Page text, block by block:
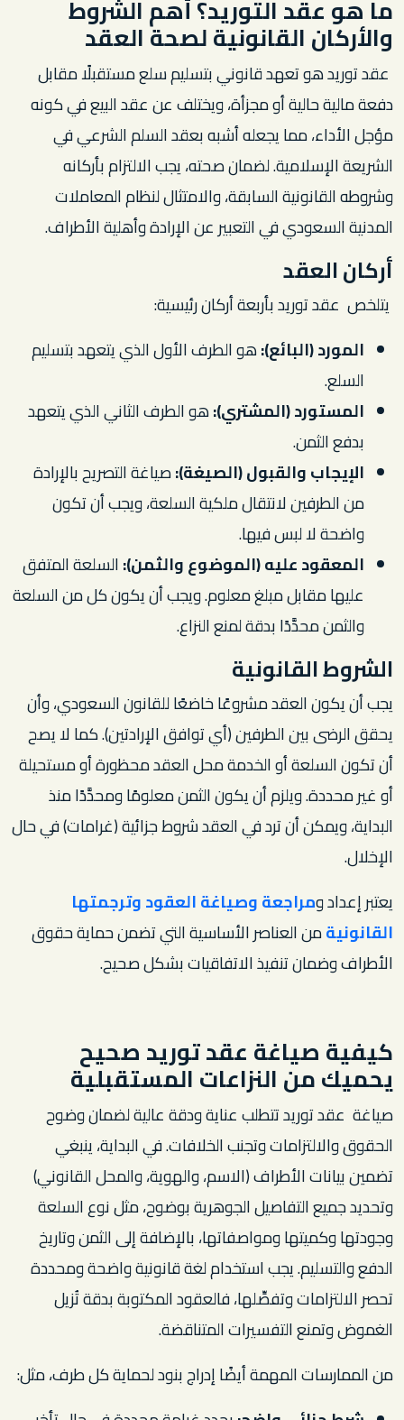
ما هو عقد التوريد؟ أهم الشروط
والأركان القانونية لصحة العقد
عقد توريد هو تعهد قانوني بتسليم سلع مستقبلًا مقابل
دفعة مالية حالية أو مجزأة، ويختلف عن عقد البيع في كونه
مؤجل الأداء، مما يجعله أشبه بعقد السلم الشرعي في
الشريعة الإسلامية. لضمان صحته، يجب الالتزام بأركانه
وشروطه القانونية السابقة، والامتثال لنظام المعاملات
المدنية السعودي في التعبير عن الإرادة وأهلية الأطراف.
أركان العقد
يتلخص عقد توريد بأربعة أركان رئيسية:
المورد(البائع):هو الطرف الأول الذي يتعهد بتسليم
السلع.
المستورد(المشتري):هو الطرف الثاني الذي يتعهد
بدفع الثمن.
الإيجاب والقبول (الصيغة):صياغة التصريح بالإرادة
من الطرفين لانتقال ملكية السلعة، ويجب أن تكون
واضحة لا لبس فيها.
المعقود عليه (الموضوع والثمن):السلعة المتفق
عليها مقابل مبلغ معلوم. ويجب أن يكون كل من السلعة
والثمن محدَّدًا بدقة لمنع النزاع.
الشروط القانونية
يجب أن يكون العقد مشروعًا خاضعًا للقانون السعودي، وأن
يحقق الرضى بين الطرفين (أي توافق الإرادتين). كما لا يصح
أن تكون السلعة أو الخدمة محل العقد محظورة أو مستحيلة
أو غير محددة. ويلزم أن يكون الثمن معلومًا ومحدَّدًا منذ
البداية، ويمكن أن ترد في العقد شروط جزائية (غرامات) في حال
الإخلال.
يعتبر إعداد ومراجعة وصياغة العقود وترجمتها
القانونيةمن العناصر الأساسية التي تضمن حماية حقوق
الأطراف وضمان تنفيذ الاتفاقيات بشكل صحيح.
كيفية صياغة عقد توريد صحيح
يحميك من النزاعات المستقبلية
صياغة عقد توريد تتطلب عناية ودقة عالية لضمان وضوح
الحقوق والالتزامات وتجنب الخلافات. في البداية، ينبغي
تضمين بيانات الأطراف (الاسم، والهوية، والمحل القانوني)
وتحديد جميع التفاصيل الجوهرية بوضوح، مثل نوع السلعة
وجودتها وكميتها ومواصفاتها، بالإضافة إلى الثمن وتاريخ
الدفع والتسليم. يجب استخدام لغة قانونية واضحة ومحددة
تحصر الالتزامات وتفصِّلها، فالعقود المكتوبة بدقة تُزيل
الغموض وتمنع التفسيرات المتناقضة.
من الممارسات المهمة أيضًا إدراج بنود لحماية كل طرف، مثل: